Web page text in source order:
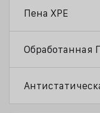
Пена XPE
Обработанная